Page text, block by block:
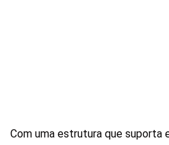
Com uma estrutura que suporta